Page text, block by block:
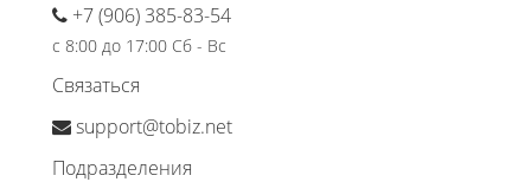
+7 (906) 385-83-54
с 8:00 до 17:00 Сб - Вс
Связаться
support@tobiz.net
Подразделения